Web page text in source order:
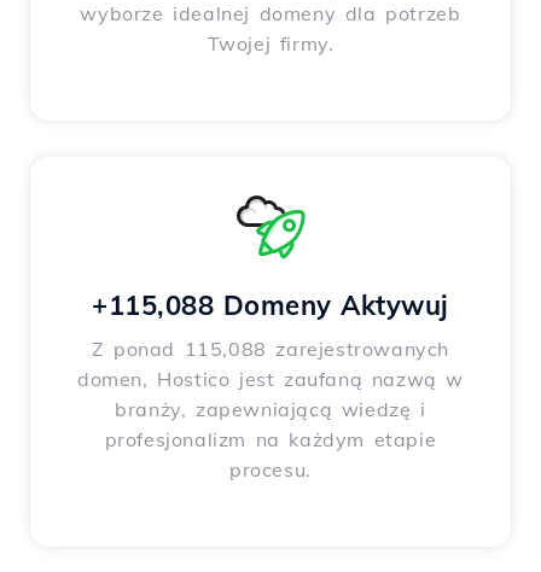
wyborze idealnej domeny dla potrzeb
Twojej firmy.
+115,088 Domeny Aktywuj
Z ponad 115,088 zarejestrowanych
domen, Hostico jest zaufaną nazwą w
branży, zapewniającą wiedzę i
profesjonalizm na każdym etapie
procesu.